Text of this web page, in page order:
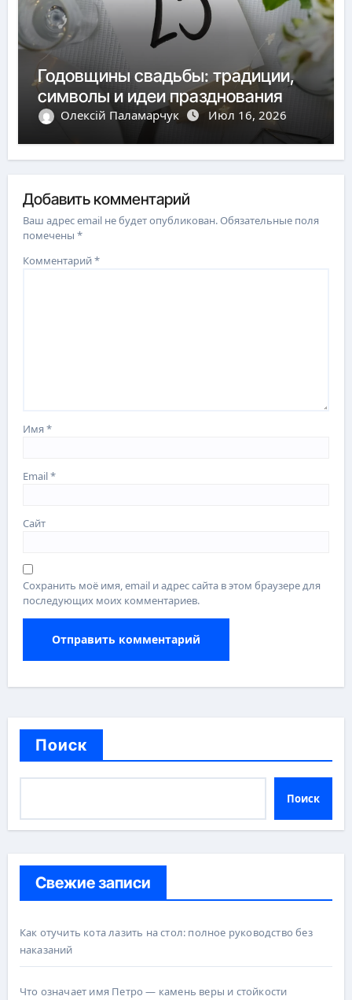
Годовщины свадьбы: традиции,
символы и идеи празднования
Олексій Паламарчук Июл 16, 2026
Добавить комментарий
Ваш адрес email не будет опубликован.Обязательные поля
помечены*
Комментарий*
Имя*
Email*
Сайт
Сохранить моё имя, email и адрес сайта в этом браузере для
последующих моих комментариев.
Поиск
Поиск
Свежие записи
Как отучить кота лазить на стол: полное руководство без
наказаний
Что означает имя Петро — камень веры и стойкости